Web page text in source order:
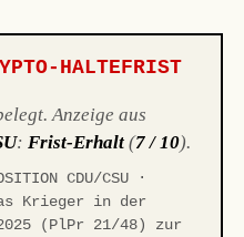
HALTEFRIST
Anzeige aus
:Frist-Erhalt (7 / 10).
CDU/CSU ·
Krieger in der
(PlPr 21/48) zur